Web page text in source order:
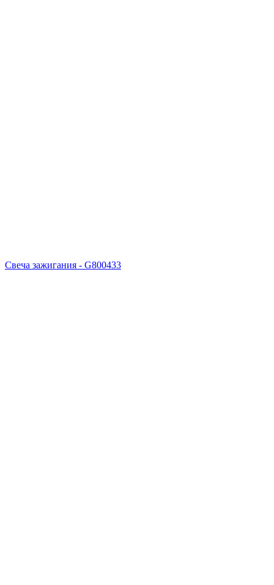
Свеча зажигания - G800433